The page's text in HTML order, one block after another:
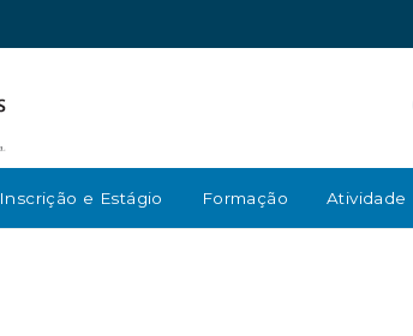
Inscrição e Estágio Formação Atividade